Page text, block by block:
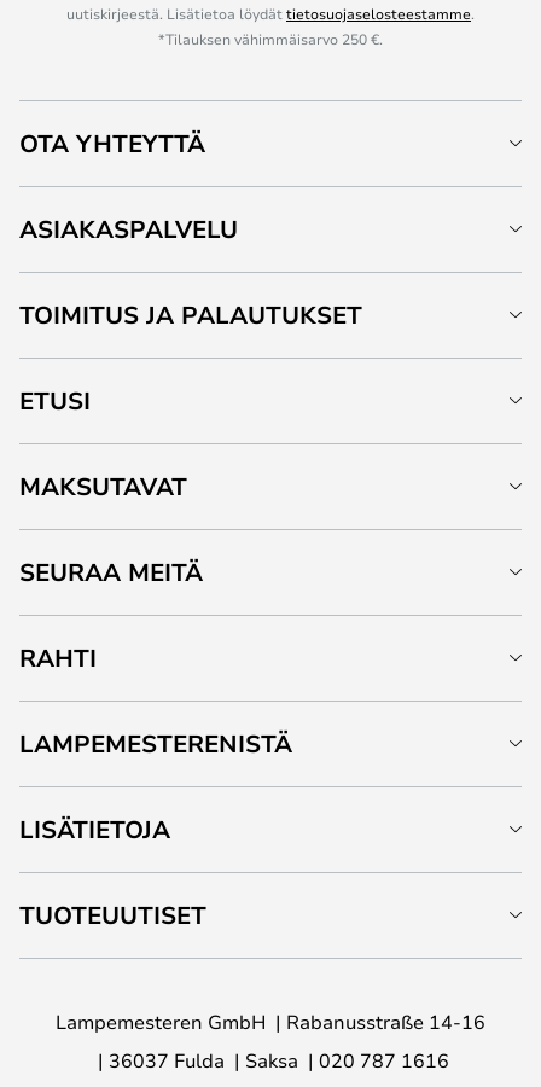
uutiskirjeestä. Lisätietoa löydättietosuojaselosteestamme.
*Tilauksen vähimmäisarvo 250 €.
OTA YHTEYTTÄ
ASIAKASPALVELU
TOIMITUS JA PALAUTUKSET
ETUSI
MAKSUTAVAT
SEURAA MEITÄ
RAHTI
LAMPEMESTERENISTÄ
LISÄTIETOJA
TUOTEUUTISET
Lampemesteren GmbH
Rabanusstraße 14-16
36037 Fulda
Saksa
020 787 1616